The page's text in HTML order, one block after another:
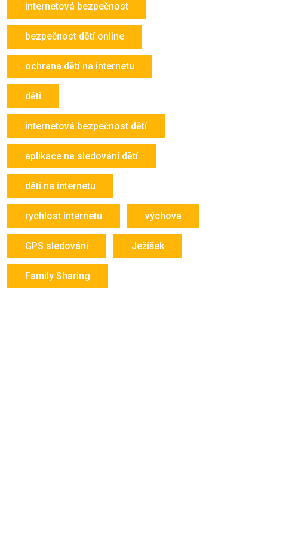
internetová bezpečnost
bezpečnost dětí online
ochrana dětí na internetu
děti
internetová bezpečnost dětí
aplikace na sledování dětí
děti na internetu
rychlost internetu výchova
GPS sledování Ježíšek
Family Sharing